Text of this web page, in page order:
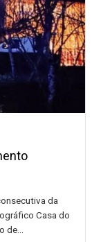
da
Casa do
de…